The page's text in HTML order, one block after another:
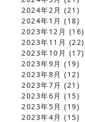
2024年2月 (21)
2024年1月 (18)
2023年12月 (16)
2023年11月 (22)
2023年10月 (17)
2023年9月 (19)
2023年8月 (12)
2023年7月 (21)
2023年6月 (15)
2023年5月 (19)
2023年4月 (15)